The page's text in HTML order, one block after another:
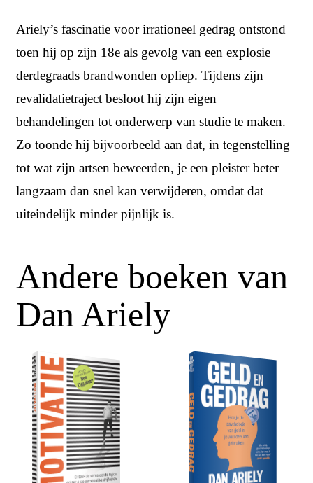
Ariely’s fascinatie voor irrationeel gedrag ontstond
toen hij op zijn 18e als gevolg van een explosie
derdegraads brandwonden opliep. Tijdens zijn
revalidatietraject besloot hij zijn eigen
behandelingen tot onderwerp van studie te maken.
Zo toonde hij bijvoorbeeld aan dat, in tegenstelling
tot wat zijn artsen beweerden, je een pleister beter
langzaam dan snel kan verwijderen, omdat dat
uiteindelijk minder pijnlijk is.
Andere boeken van
Dan Ariely